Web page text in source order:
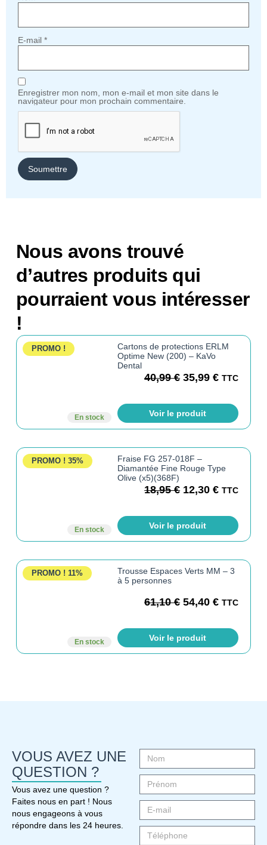
E-mail *
Enregistrer mon nom, mon e-mail et mon site dans le
navigateur pour mon prochain commentaire.
Nous avons trouvé
d’autres produits qui
pourraient vous intéresser
!
PROMO !
En stock
Cartons de protections ERLM
Optime New (200) – KaVo
Dental
40,99€ 35,99€ TTC
Voir le produit
PROMO ! 35%
En stock
Fraise FG 257-018F –
Diamantée Fine Rouge Type
Olive (x5)(368F)
18,95€ 12,30€ TTC
Voir le produit
PROMO ! 11%
En stock
Trousse Espaces Verts MM – 3
à 5 personnes
61,10€ 54,40€ TTC
Voir le produit
VOUS AVEZ UNE
QUESTION ?
Vous avez une question ?
Faites nous en part ! Nous
nous engageons à vous
répondre dans les 24 heures.